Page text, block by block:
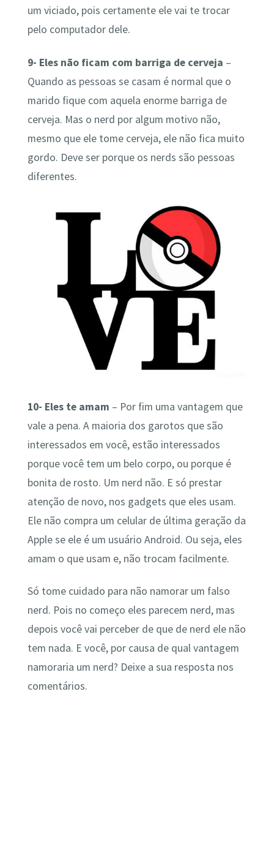
um viciado, pois certamente ele vai te trocar
pelo computador dele.
9- Eles não ficam com barriga de cerveja –
Quando as pessoas se casam é normal que o
marido fique com aquela enorme barriga de
cerveja. Mas o nerd por algum motivo não,
mesmo que ele tome cerveja, ele não fica muito
gordo. Deve ser porque os nerds são pessoas
diferentes.
10- Eles te amam – Por fim uma vantagem que
vale a pena. A maioria dos garotos que são
interessados em você, estão interessados
porque você tem um belo corpo, ou porque é
bonita de rosto. Um nerd não. E só prestar
atenção de novo, nos gadgets que eles usam.
Ele não compra um celular de última geração da
Apple se ele é um usuário Android. Ou seja, eles
amam o que usam e, não trocam facilmente.
Só tome cuidado para não namorar um falso
nerd. Pois no começo eles parecem nerd, mas
depois você vai perceber de que de nerd ele não
tem nada. E você, por causa de qual vantagem
namoraria um nerd? Deixe a sua resposta nos
comentários.